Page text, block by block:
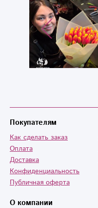
Доставили
красивый и
качественный
букет.
Покупателям
Как сделать заказ
Оплата
Доставка
Конфиденциальность
Публичная оферта
О компании